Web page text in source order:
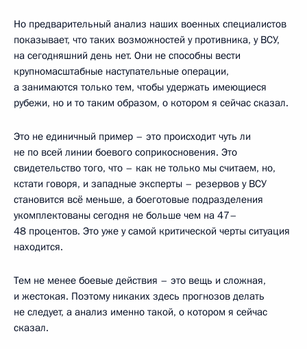
Но предварительный анализ наших военных специалистов
показывает, что таких возможностей у противника, у ВСУ,
на сегодняшний день нет. Они не способны вести
крупномасштабные наступательные операции,
а занимаются только тем, чтобы удержать имеющиеся
рубежи, но и то таким образом, о котором я сейчас сказал.
Это не единичный пример – это происходит чуть ли
не по всей линии боевого соприкосновения. Это
свидетельство того, что – как не только мы считаем, но,
кстати говоря, и западные эксперты – резервов у ВСУ
становится всё меньше, а боеготовые подразделения
укомплектованы сегодня не больше чем на 47–
48 процентов. Это уже у самой критической черты ситуация
находится.
Тем не менее боевые действия – это вещь и сложная,
и жестокая. Поэтому никаких здесь прогнозов делать
не следует, а анализ именно такой, о котором я сейчас
сказал.